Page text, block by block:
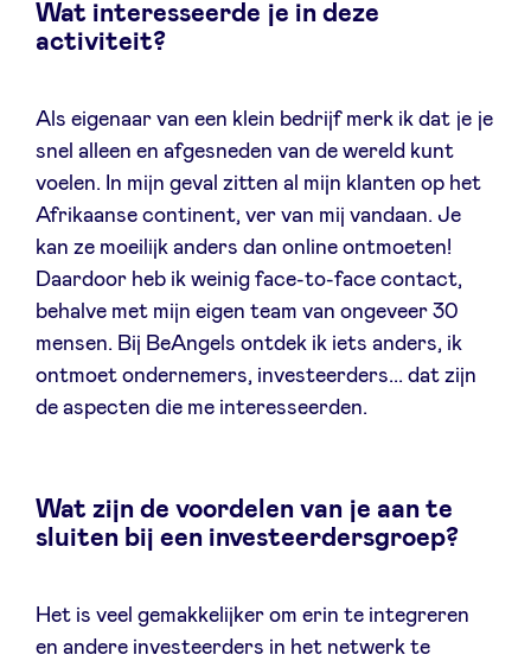
Wat interesseerde je in deze
activiteit?
Als eigenaar van een klein bedrijf merk ik dat je je
snel alleen en afgesneden van de wereld kunt
voelen. In mijn geval zitten al mijn klanten op het
Afrikaanse continent, ver van mij vandaan. Je
kan ze moeilijk anders dan online ontmoeten!
Daardoor heb ik weinig face-to-face contact,
behalve met mijn eigen team van ongeveer 30
mensen. Bij BeAngels ontdek ik iets anders, ik
ontmoet ondernemers, investeerders... dat zijn
de aspecten die me interesseerden.
Wat zijn de voordelen van je aan te
sluiten bij een investeerdersgroep?
Het is veel gemakkelijker om erin te integreren
en andere investeerders in het netwerk te